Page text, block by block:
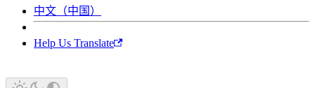
中文（中国）
Help Us Translate